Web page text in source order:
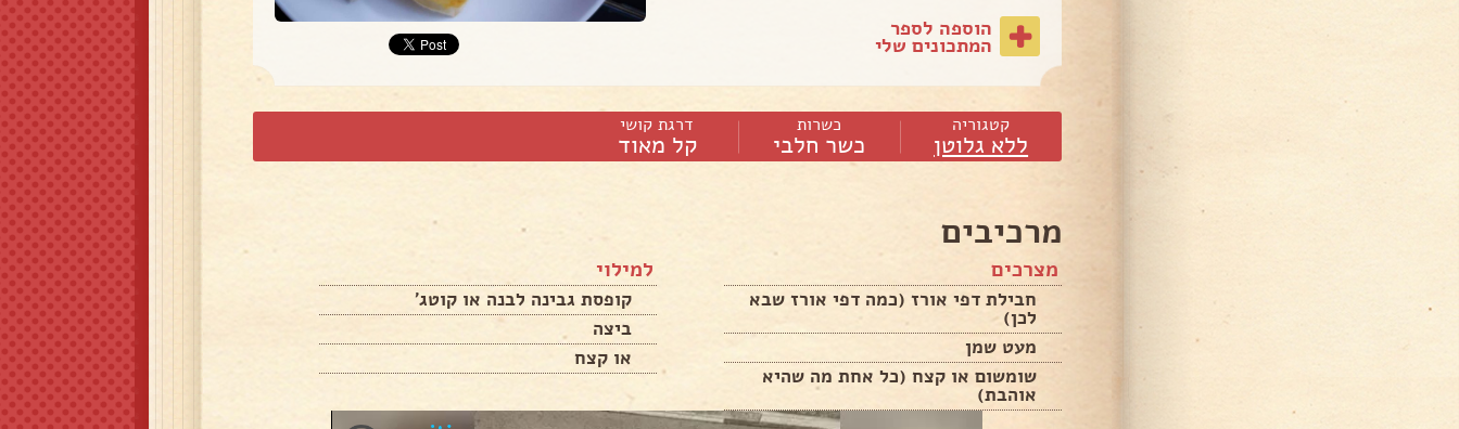
הוספה לספר
המתכונים שלי
קטגוריה
ללא גלוטן
כשרות
כשר חלבי
דרגת קושי
קל מאוד
מרכיבים
מצרכים
חבילת דפי אורז (כמה דפי אורז שבא
לכן)
מעט שמן
שומשום או קצח (כל אחת מה שהיא
אוהבת)
למילוי
קופסת גבינה לבנה או קוטג'
ביצה
או קצח